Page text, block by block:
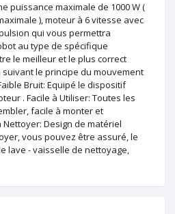
puissance maximale de 1000 W (
), moteur à 6 vitesse avec
qui vous permettra
au type de spécifique
le meilleur et le plus correct
le principe du mouvement
Bruit: Equipé le dispositif
. Facile à Utiliser: Toutes les
facile à monter et
Design de matériel
vous pouvez être assuré, le
lave - vaisselle de nettoyage,